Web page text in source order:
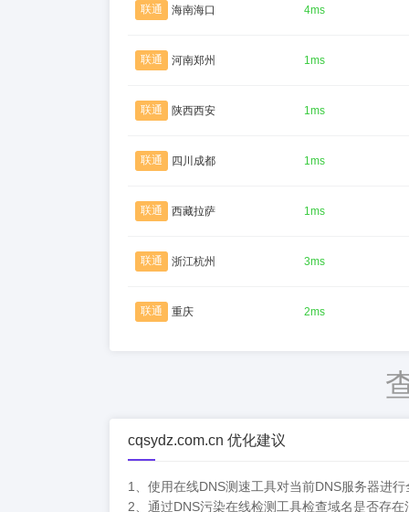
联通 海南海口 4ms
联通 河南郑州 1ms
联通 陕西西安 1ms
联通 四川成都 1ms
联通 西藏拉萨 1ms
联通 浙江杭州 3ms
联通 重庆 2ms
cqsydz.com.cn 优化建议
1、使用在线DNS测速工具对当前DNS服务器进
2、通过DNS污染在线检测工具检查域名是否存